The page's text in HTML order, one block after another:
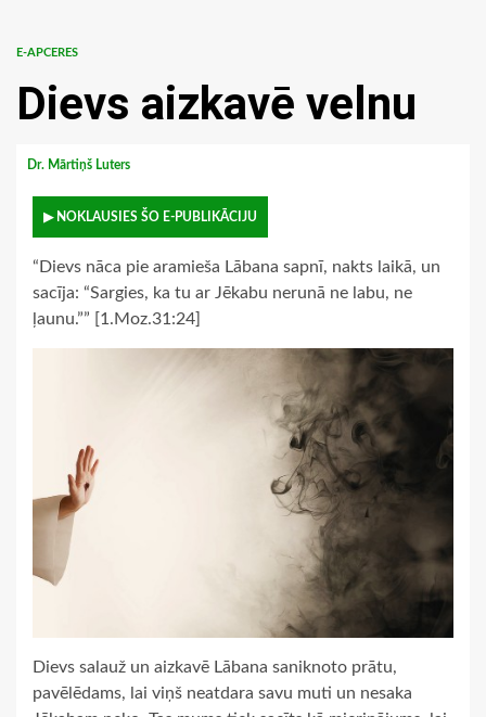
E-APCERES
Dievs aizkavē velnu
Dr. Mārtiņš Luters
▶ NOKLAUSIES ŠO E-PUBLIKĀCIJU
“Dievs nāca pie aramieša Lābana sapnī, nakts laikā, un
sacīja: “Sargies, ka tu ar Jēkabu nerunā ne labu, ne
ļaunu.”” [1.Moz.31:24]
Dievs salauž un aizkavē Lābana saniknoto prātu,
pavēlēdams, lai viņš neatdara savu muti un nesaka